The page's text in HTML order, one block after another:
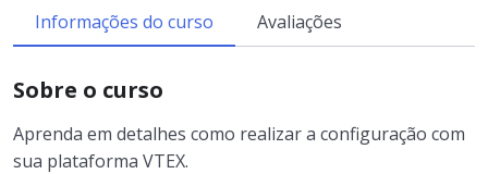
Informações do curso Avaliações
Sobre o curso
Aprenda em detalhes como realizar a configuração com
sua plataforma VTEX.